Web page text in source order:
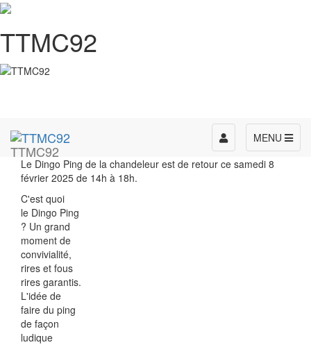
TTMC92
TTMC92
MENU
Toggle
navigation
Le Dingo Ping de la chandeleur est de retour ce samedi 8
février 2025 de 14h à 18h.
C'est quoi
le Dingo Ping
? Un grand
moment de
convivialité,
rires et fous
rires garantis.
L'idée de
faire du ping
de façon
ludique